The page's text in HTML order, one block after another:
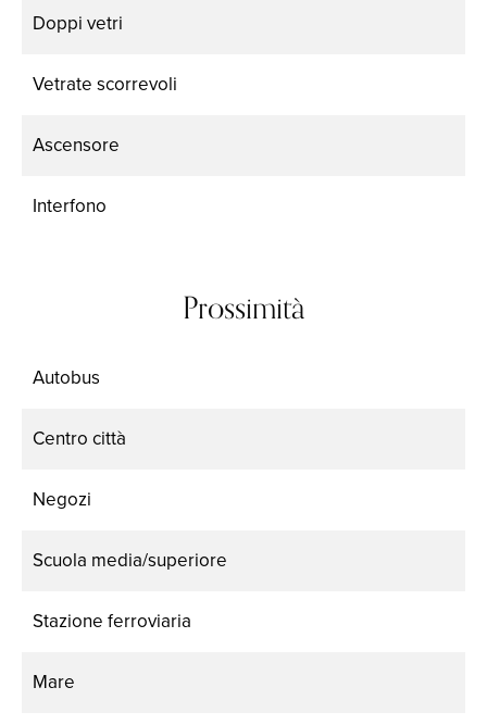
Doppi vetri
Vetrate scorrevoli
Ascensore
Interfono
Prossimità
Autobus
Centro città
Negozi
Scuola media/superiore
Stazione ferroviaria
Mare